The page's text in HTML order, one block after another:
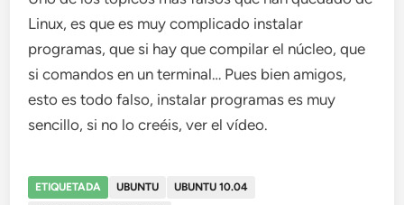
Linux, es que es muy complicado instalar
programas, que si hay que compilar el núcleo, que
si comandos en un terminal… Pues bien amigos,
esto es todo falso, instalar programas es muy
sencillo, si no lo creéis, ver el vídeo.
ETIQUETADA UBUNTU
UBUNTU 10.04